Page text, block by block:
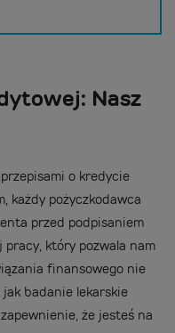
Nasz
o kredycie
każdy pożyczkodawca
przed podpisaniem
pracy, który pozwala nam
finansowego nie
badanie lekarskie
że jesteś na